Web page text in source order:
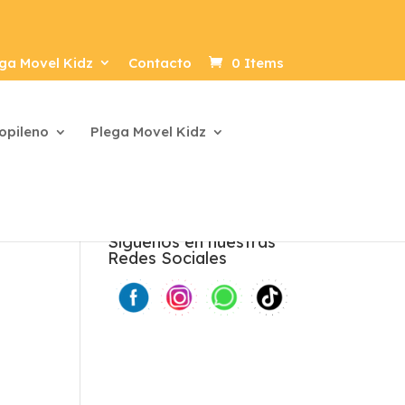
Movel Kidz Contacto 0 Items
Plega Movel Kidz
Síguenos en nuestras
Redes Sociales